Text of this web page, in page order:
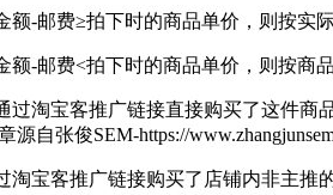
-邮费≥拍下时的商品单价，则按实
-邮费<拍下时的商品单价，则按商
淘宝客推广链接直接购买了这件商品
源自张俊SEM-https://
宝客推广链接购买了店铺内非主推